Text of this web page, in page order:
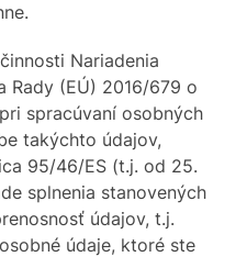
Nariadenia
Rady (EÚ) 2016/679 o
spracúvaní osobných
takýchto údajov,
95/46/ES (t.j. od 25.
splnenia stanovených
údajov, t.j.
údaje, ktoré ste